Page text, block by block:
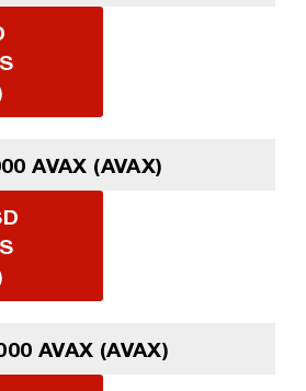
AVAX (AVAX)
AVAX (AVAX)